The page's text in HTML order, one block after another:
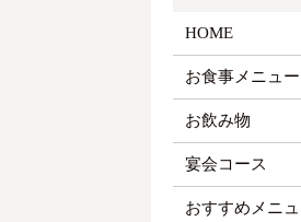
HOME
お食事メニュー
お飲み物
宴会コース
おすすめメニ